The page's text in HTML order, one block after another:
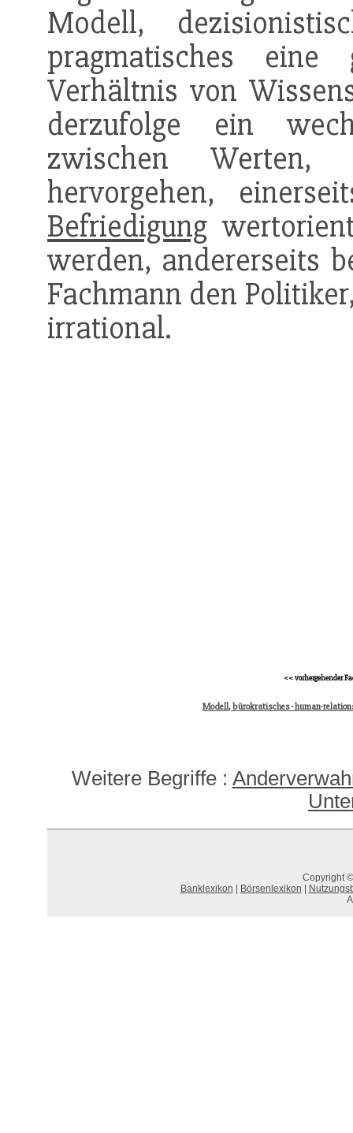
Modell,
pragmatisches eine
Verhältnis von
derzufolge ein
zwischen
hervorgehen,
Befriedigung
werden, andererseits
Fachmann den
irrational.
<< vorhergehender
Modell, bürokratisches - human-
Weitere Begriffe :
Copyright
Banklexikon
Börsenlexikon